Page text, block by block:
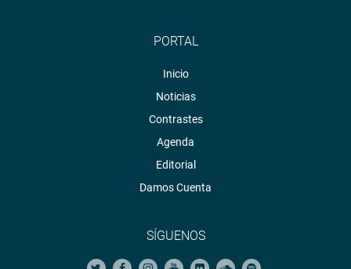
PORTAL
Inicio
Noticias
Contrastes
Agenda
Editorial
Damos Cuenta
SÍGUENOS